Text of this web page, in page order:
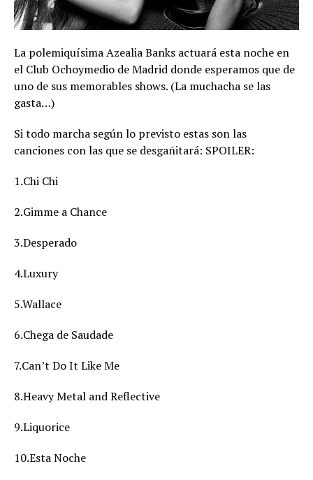
La polemiquísima Azealia Banks actuará esta noche en
el Club Ochoymedio de Madrid donde esperamos que de
uno de sus memorables shows. (La muchacha se las
gasta…)
Si todo marcha según lo previsto estas son las
canciones con las que se desgañitará: SPOILER:
1.Chi Chi
2.Gimme a Chance
3.Desperado
4.Luxury
5.Wallace
6.Chega de Saudade
7.Can’t Do It Like Me
8.Heavy Metal and Reflective
9.Liquorice
10.Esta Noche